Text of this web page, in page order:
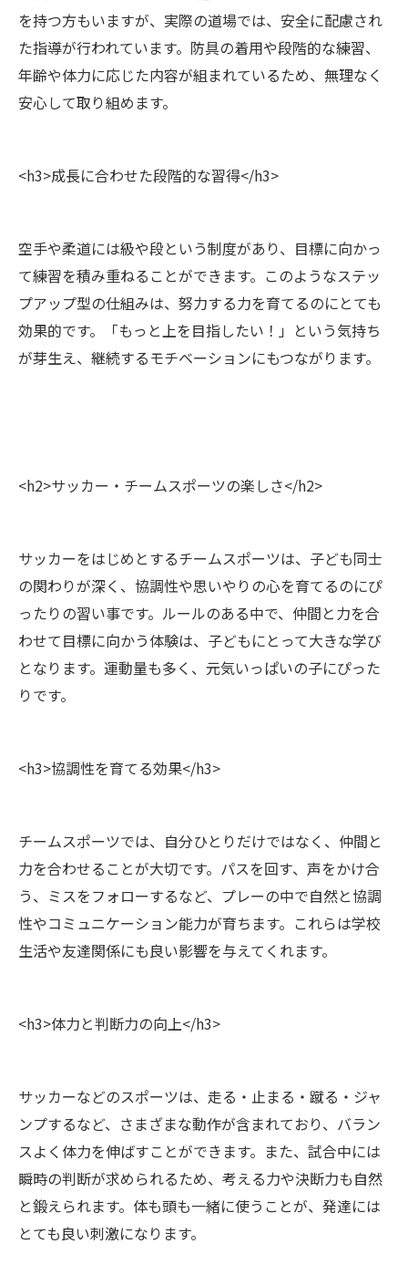
を持つ方もいますが、実際の道場では、安全に配慮され
た指導が行われています。防具の着用や段階的な練習、
年齢や体力に応じた内容が組まれているため、無理なく
安心して取り組めます。
<h3>成長に合わせた段階的な習得</h3>
空手や柔道には級や段という制度があり、目標に向かっ
て練習を積み重ねることができます。このようなステッ
プアップ型の仕組みは、努力する力を育てるのにとても
効果的です。「もっと上を目指したい！」という気持ち
が芽生え、継続するモチベーションにもつながります。
<h2>サッカー・チームスポーツの楽しさ</h2>
サッカーをはじめとするチームスポーツは、子ども同士
の関わりが深く、協調性や思いやりの心を育てるのにぴ
ったりの習い事です。ルールのある中で、仲間と力を合
わせて目標に向かう体験は、子どもにとって大きな学び
となります。運動量も多く、元気いっぱいの子にぴった
りです。
<h3>協調性を育てる効果</h3>
チームスポーツでは、自分ひとりだけではなく、仲間と
力を合わせることが大切です。パスを回す、声をかけ合
う、ミスをフォローするなど、プレーの中で自然と協調
性やコミュニケーション能力が育ちます。これらは学校
生活や友達関係にも良い影響を与えてくれます。
<h3>体力と判断力の向上</h3>
サッカーなどのスポーツは、走る・止まる・蹴る・ジャ
ンプするなど、さまざまな動作が含まれており、バラン
スよく体力を伸ばすことができます。また、試合中には
瞬時の判断が求められるため、考える力や決断力も自然
と鍛えられます。体も頭も一緒に使うことが、発達には
とても良い刺激になります。